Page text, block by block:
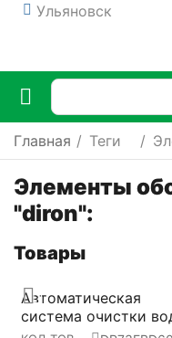
Ульяновск
Главная / Теги /
Элементы
"diron":
Товары
Автоматическая
система очистки
Diron™ DR-2609S